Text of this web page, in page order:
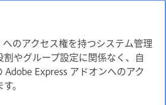
のアクセス権を持つシステム管理
割やグループ設定に関係なく、自
Adobe Express アドオンへのアク
。